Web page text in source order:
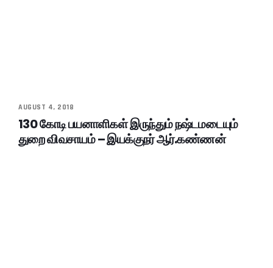
AUGUST 4, 2018
130 கோடி பயனாளிகள் இருந்தும் நஷ்டமடையும்
துறை விவசாயம் – இயக்குநர் ஆர்.கண்ணன்